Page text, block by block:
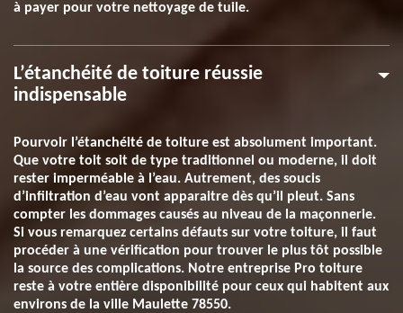
à payer pour votre nettoyage de tuile.
L’étanchéité de toiture réussie
indispensable
Pourvoir l’étanchéité de toiture est absolument important.
Que votre toit soit de type traditionnel ou moderne, il doit
rester imperméable à l’eau. Autrement, des soucis
d’infiltration d’eau vont apparaitre dès qu’il pleut. Sans
compter les dommages causés au niveau de la maçonnerie.
Si vous remarquez certains défauts sur votre toiture, il faut
procéder à une vérification pour trouver le plus tôt possible
la source des complications. Notre entreprise Pro toiture
reste à votre entière disponibilité pour ceux qui habitent aux
environs de la ville Maulette 78550.